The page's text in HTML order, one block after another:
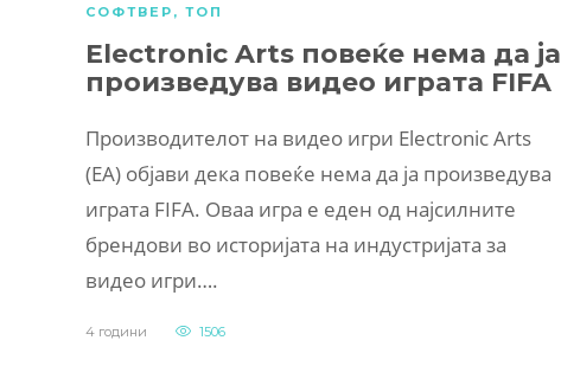
СОФТВЕР , ТОП
Electronic Arts повеќе нема да ја
произведува видео играта FIFA
Производителот на видео игри Electronic Arts
(EA) објави дека повеќе нема да ја произведува
играта FIFA. Оваа игра е еден од најсилните
брендови во историјата на индустријата за
видео игри….
4 години 1506